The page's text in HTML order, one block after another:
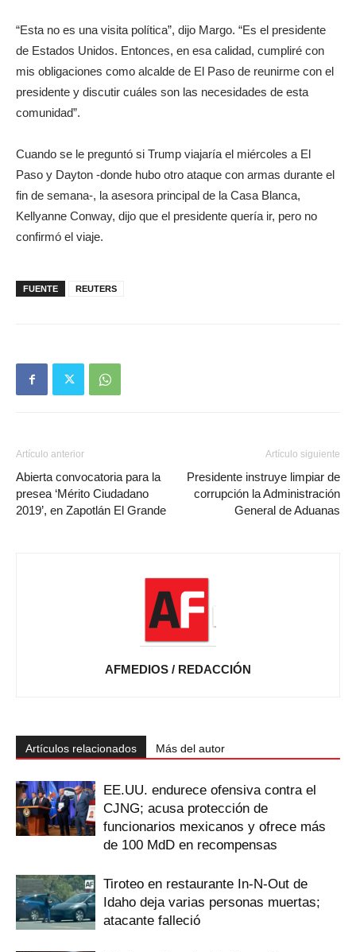
“Esta no es una visita política”, dijo Margo. “Es el presidente
de Estados Unidos. Entonces, en esa calidad, cumpliré con
mis obligaciones como alcalde de El Paso de reunirme con el
presidente y discutir cuáles son las necesidades de esta
comunidad”.
Cuando se le preguntó si Trump viajaría el miércoles a El
Paso y Dayton -donde hubo otro ataque con armas durante el
fin de semana-, la asesora principal de la Casa Blanca,
Kellyanne Conway, dijo que el presidente quería ir, pero no
confirmó el viaje.
FUENTE REUTERS
Artículo anterior
Abierta convocatoria para la
presea ‘Mérito Ciudadano
2019’, en Zapotlán El Grande
Artículo siguiente
Presidente instruye limpiar de
corrupción la Administración
General de Aduanas
AFMEDIOS / REDACCIÓN
Artículos relacionados Más del autor
EE.UU. endurece ofensiva contra el
CJNG; acusa protección de
funcionarios mexicanos y ofrece más
de 100 MdD en recompensas
Tiroteo en restaurante In-N-Out de
Idaho deja varias personas muertas;
atacante falleció